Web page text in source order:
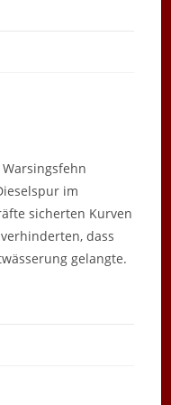
im
sicherten Kurven
dass
gelangte.